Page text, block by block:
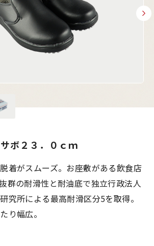
ボ２３．０ｃｍ
着がスムーズ。お座敷がある飲食店
群の耐滑性と耐油底で独立行政法人
究所による最高耐滑区分5を取得。
り幅広。